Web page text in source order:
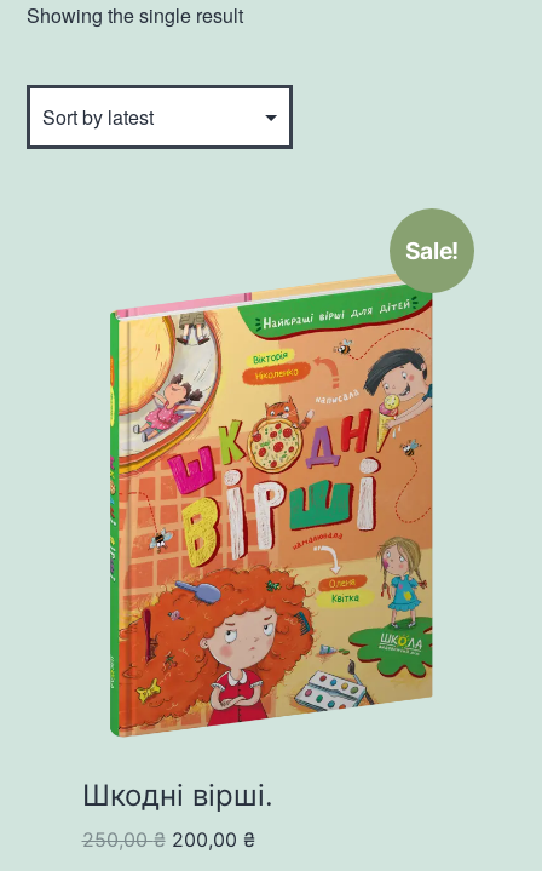
Showing the single result
Sale!
Шкодні вірші.
250,00₴ Original
200,00 ₴Current